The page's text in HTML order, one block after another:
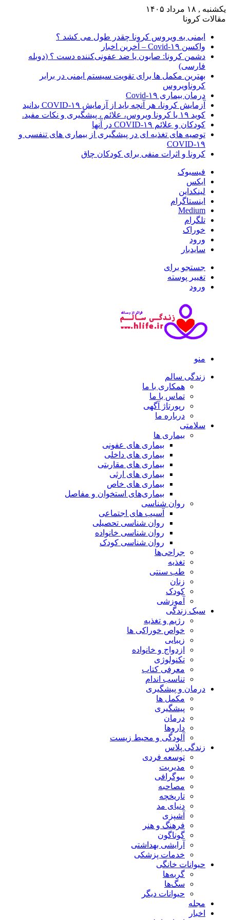
یکشنبه , ۱۸ مرداد ۱۴۰۵
مقالات کرونا
ایمنی به ویروس کرونا چقدر طول می کشد ؟
واکسن Covid-۱۹ – آخرین اخبار
دشمن کرونا: صابون یا ضد عفونی‌کننده دست ؟ (دوبله
فارسی)
بهترین مکمل ها برای تقویت سیستم ایمنی در برابر
کروناویروس
درمان بیماری Covid-۱۹
آزمایش کرونا، هر آنچه باید از آزمایش COVID-۱۹ بدانید
کوید ۱۹ یا کرونا ویروس، علائم ، پیشگیری و نکات مفید.
کودکان و علائم COVID-۱۹ در آنها
توصیه های تغذیه ای در پیشگیری از بیماری های تنفسی و
COVID-۱۹
کرونا و اثرات منفی برای کودکان چاق
فیسبوک
ایکس
لینکداین
اینستاگرام
Medium
تلگرام
خوراک
ورود
سایدبار
جستجو برای
تغییر پوسته
ورود
منو
زندگی سالم
همکاری با ما
تماس با ما
رپورتاژ آگهی
درباره ما
سلامتی
بیماری ها
بیماری های عفونی
بیماری های داخلی
بیماری های مقاربتی
بیماری های ارثی
بیماری های خاص
بیماری‌های استخوان و مفاصل
روان شناسی
آسیب های اجتماعی
روان شناسی تحصیلی
روان شناسی خانواده
روان شناسی کودک
جراحی‌ها
تغذیه
طب سنتی
زنان
کودک
آموزشی
سبک زندگی
رژیم و تغذیه
خواص خوراکی ها
زیبایی
ازدواج و خانواده
تکنولوژی
معرفی کتاب
تناسب اندام
درمان و پیشگیری
مکمل ها
پیشگیری
درمان
داروها
آلودگی و محیط زیست
زندگی پلاس
توسعه فردی
مدیریت
بیوگرافی
مصاحبه
تاریخچه
دنیای مد
آشپزی
فرهنگ و هنر
گوناگون
آرایشی بهداشتی
خدمات پزشکی
حیوانات خانگی
گربه‌ها
سگ‌ها
حیوانات دیگر
مجله
اخبار